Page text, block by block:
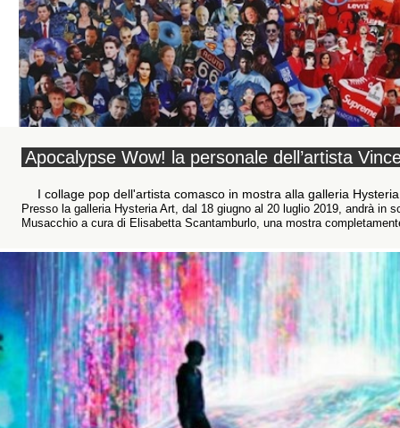
Apocalypse Wow! la personale dell’artista
I collage pop dell'artista comasco in mostra alla galleria
Presso la galleria Hysteria Art, dal 18 giugno al 20 luglio 2019, andrà in
Musacchio a cura di Elisabetta Scantamburlo, una mostra